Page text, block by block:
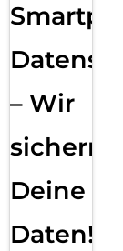
– Wir
sichern
Deine
Daten!